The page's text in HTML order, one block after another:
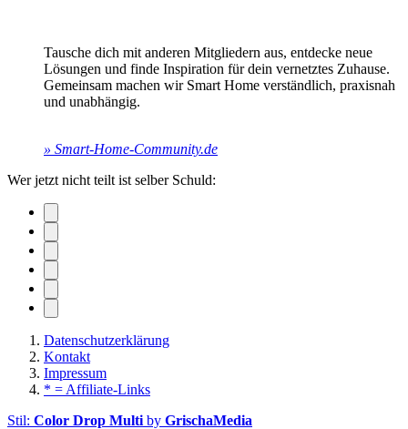
Tausche dich mit anderen Mitgliedern aus, entdecke neue
Lösungen und finde Inspiration für dein vernetztes Zuhause.
Gemeinsam machen wir Smart Home verständlich, praxisnah
und unabhängig.
» Smart-Home-Community.de
Wer jetzt nicht teilt ist selber Schuld:
Datenschutzerklärung
Kontakt
Impressum
* = Affiliate-Links
Stil: Color Drop Multi by GrischaMedia